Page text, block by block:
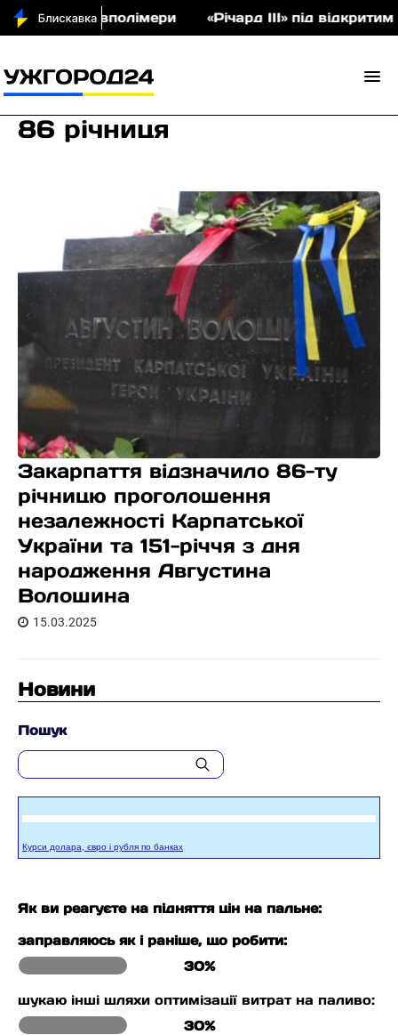
співполімери «Річард ІІІ» під
86 річниця
Закарпаття відзначило 86-ту
річницю проголошення
незалежності Карпатської
України та 151-річчя з дня
народження Августина
Волошина
15.03.2025
Новини
Пошук
Курси долара, євро і рубля по банках
Як ви реагуєте на підняття цін на пальне:
заправляюсь як і раніше, що робити:
30%
шукаю інші шляхи оптимізації витрат на паливо:
30%